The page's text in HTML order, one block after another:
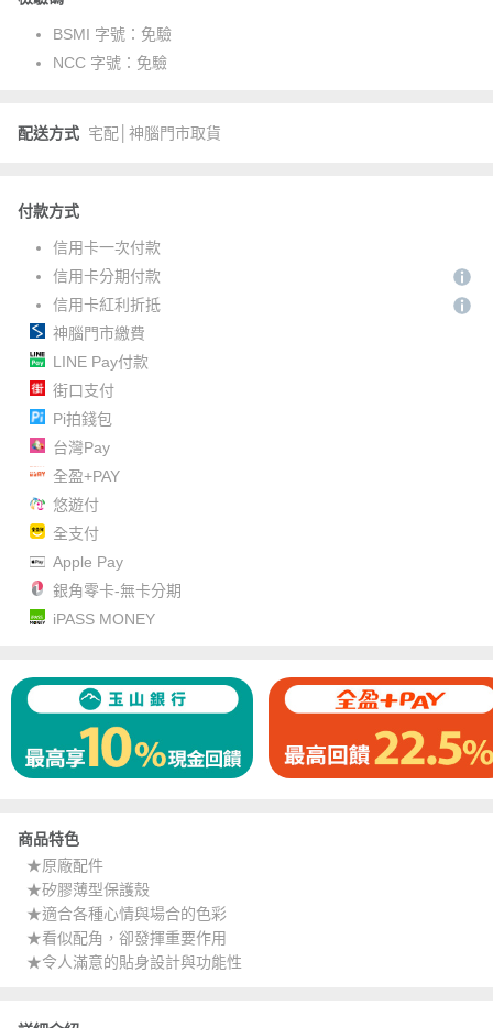
BSMI 字號： 免驗
NCC 字號： 免驗
配送方式 宅配│神腦門市取貨
付款方式
信用卡一次付款
信用卡分期付款
信用卡紅利折抵
神腦門市繳費
LINE Pay付款
街口支付
Pi拍錢包
台灣Pay
全盈+PAY
悠遊付
全支付
Apple Pay
銀角零卡-無卡分期
iPASS MONEY
商品特色
★原廠配件
★矽膠薄型保護殼
★適合各種心情與場合的色彩
★看似配角，卻發揮重要作用
★令人滿意的貼身設計與功能性